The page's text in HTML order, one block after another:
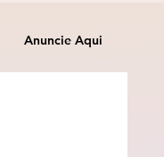
Anuncie Aqui